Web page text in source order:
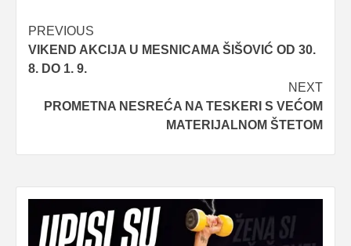
Post
navigation
PREVIOUS
VIKEND AKCIJA U MESNICAMA ŠIŠOVIĆ OD 30.
8. DO 1. 9.
NEXT
PROMETNA NESREĆA NA TESKERI S VEĆOM
MATERIJALNOM ŠTETOM